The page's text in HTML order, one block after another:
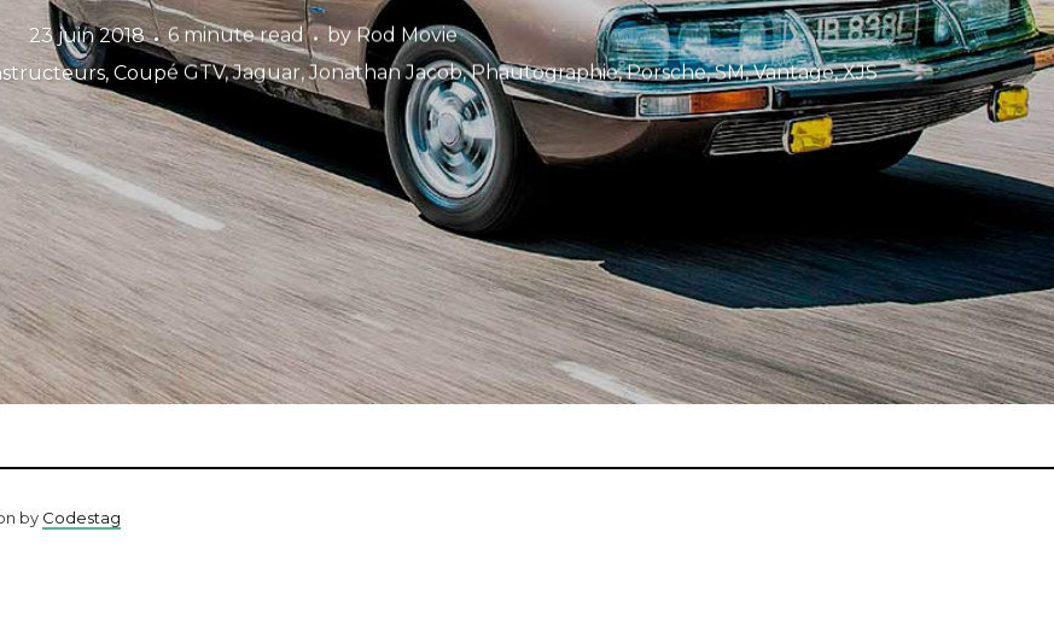
23 juin 2018 6 minute read byRod Movie
, Coupé GTV,Jaguar,Jonathan Jacob,Phautographie,Porsche,SM,Vantage,XJS
by Codestag